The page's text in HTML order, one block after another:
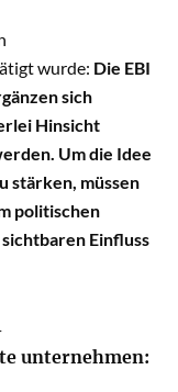
wurde: Die EBI
sich
Hinsicht
Um die Idee
stärken, müssen
politischen
Einfluss
unternehmen: